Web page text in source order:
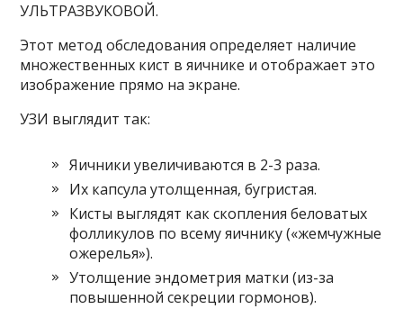
УЛЬТРАЗВУКОВОЙ.
Этот метод обследования определяет наличие
множественных кист в яичнике и отображает это
изображение прямо на экране.
УЗИ выглядит так:
Яичники увеличиваются в 2-3 раза.
Их капсула утолщенная, бугристая.
Кисты выглядят как скопления беловатых
фолликулов по всему яичнику («жемчужные
ожерелья»).
Утолщение эндометрия матки (из-за
повышенной секреции гормонов).